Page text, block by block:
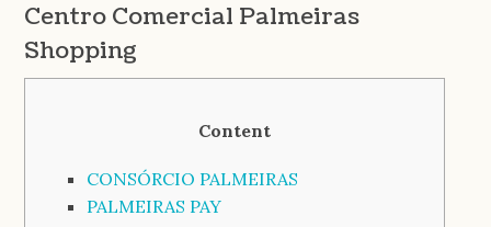
Centro Comercial Palmeiras
Shopping
Content
CONSÓRCIO PALMEIRAS
PALMEIRAS PAY